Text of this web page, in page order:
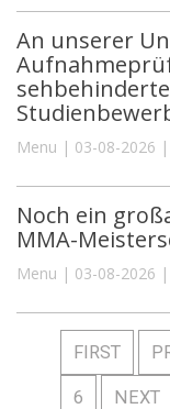
An unserer
Menu | 03-08-2026 |
Noch ein
MMA-
Menu | 03-08-2026
FIRST
6 NEXT